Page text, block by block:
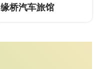
缘桥汽车旅馆